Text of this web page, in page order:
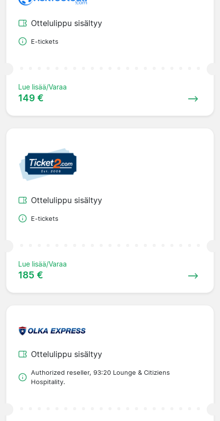
Ottelulippu sisältyy
E-tickets
Lue lisää/Varaa
149 €
Ottelulippu sisältyy
E-tickets
Lue lisää/Varaa
185 €
Ottelulippu sisältyy
Authorized reseller, 93:20 Lounge & Citiziens
Hospitality.